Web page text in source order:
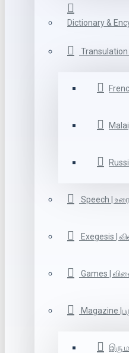
Dictionary &
Transulation
Speech | உரை
Exegesis |
Games |
Magazine
இரு